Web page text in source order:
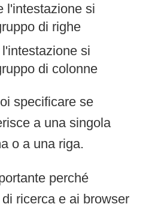
l'intestazione si
di righe
si
di colonne
specificare se
a una singola
o a una riga.
perché
ricerca e ai browser